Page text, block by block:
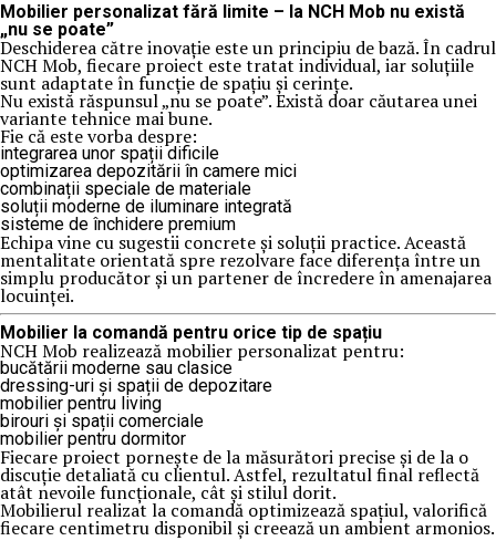
Mobilier personalizat fără limite – la NCH Mob nu există
„nu se poate”
Deschiderea către inovație este un principiu de bază. În cadrul
NCH Mob, fiecare proiect este tratat individual, iar soluțiile
sunt adaptate în funcție de spațiu și cerințe.
Nu există răspunsul „nu se poate”. Există doar căutarea unei
variante tehnice mai bune.
Fie că este vorba despre:
integrarea unor spații dificile
optimizarea depozitării în camere mici
combinații speciale de materiale
soluții moderne de iluminare integrată
sisteme de închidere premium
Echipa vine cu sugestii concrete și soluții practice. Această
mentalitate orientată spre rezolvare face diferența între un
simplu producător și un partener de încredere în amenajarea
locuinței.
Mobilier la comandă pentru orice tip de spațiu
NCH Mob realizează mobilier personalizat pentru:
bucătării moderne sau clasice
dressing-uri și spații de depozitare
mobilier pentru living
birouri și spații comerciale
mobilier pentru dormitor
Fiecare proiect pornește de la măsurători precise și de la o
discuție detaliată cu clientul. Astfel, rezultatul final reflectă
atât nevoile funcționale, cât și stilul dorit.
Mobilierul realizat la comandă optimizează spațiul, valorifică
fiecare centimetru disponibil și creează un ambient armonios.